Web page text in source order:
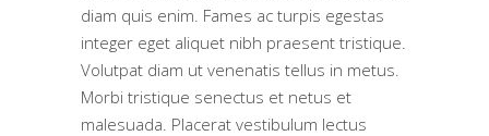
diam quis enim. Fames ac turpis egestas
integer eget aliquet nibh praesent tristique.
Volutpat diam ut venenatis tellus in metus.
Morbi tristique senectus et netus et
malesuada. Placerat vestibulum lectus